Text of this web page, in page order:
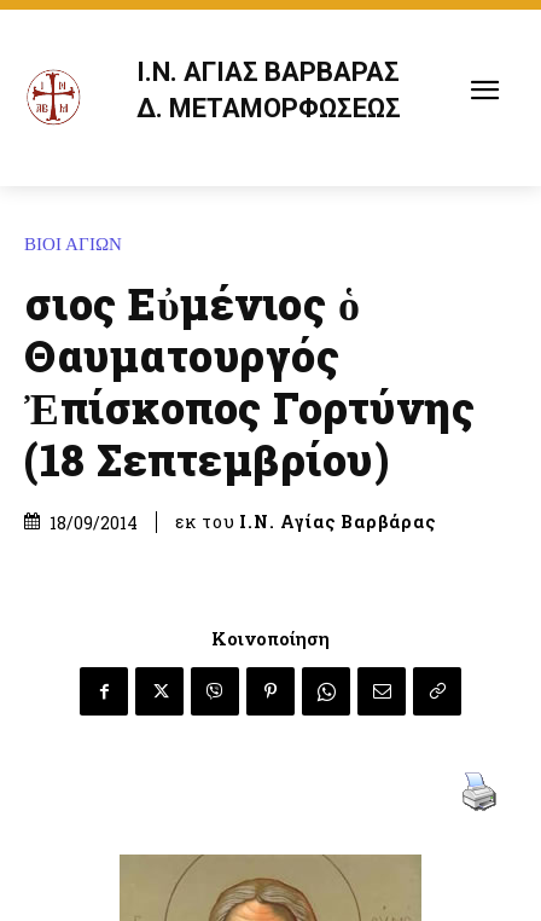
Ι.Ν. ΑΓΙΑΣ ΒΑΡΒΑΡΑΣ
Δ. ΜΕΤΑΜΟΡΦΩΣΕΩΣ
ΒΙΟΙ ΑΓΙΩΝ
Ὅσιος Εὐμένιος ὁ
Θαυματουργός
Ἐπίσκοπος Γορτύνης
(18 Σεπτεμβρίου)
18/09/2014 εκ του Ι.Ν. Αγίας Βαρβάρας
Κοινοποίηση